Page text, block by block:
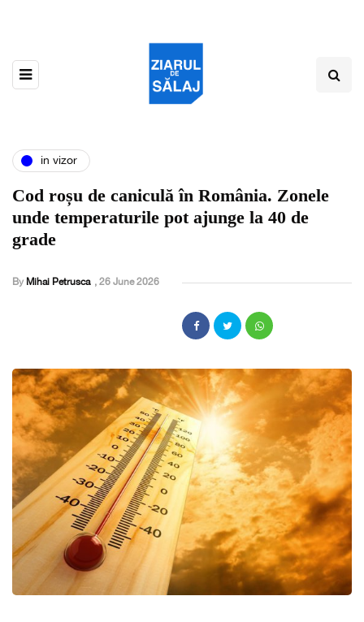
in vizor
Cod roșu de caniculă în România. Zonele
unde temperaturile pot ajunge la 40 de
grade
By Mihai Petrusca , 26 June 2026